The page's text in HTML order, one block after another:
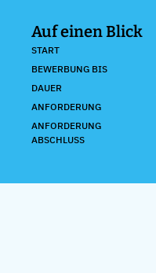
Auf einen Blick
START
BEWERBUNG BIS
DAUER
ANFORDERUNG
ANFORDERUNG
ABSCHLUSS